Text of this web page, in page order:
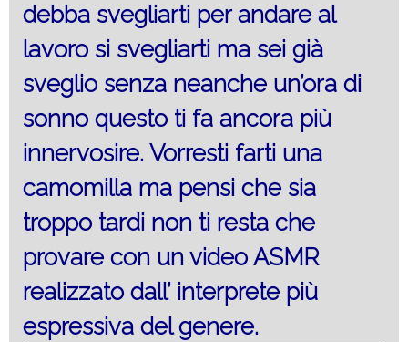
debba svegliarti per andare al
lavoro si svegliarti ma sei già
sveglio senza neanche un’ora di
sonno questo ti fa ancora più
innervosire. Vorresti farti una
camomilla ma pensi che sia
troppo tardi non ti resta che
provare con un video ASMR
realizzato dall’ interprete più
espressiva del genere.